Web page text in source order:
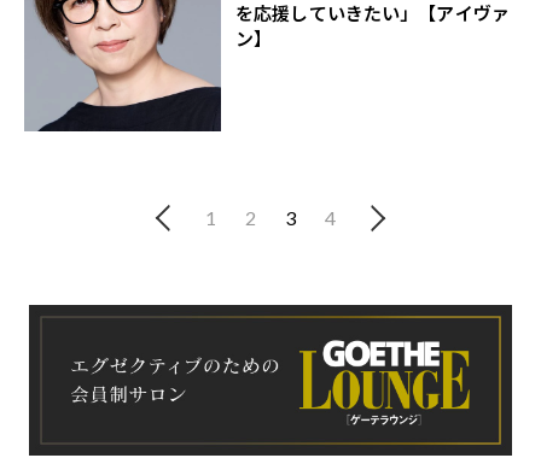
を応援していきたい」【アイヴァ
ン】
1 2 3 4